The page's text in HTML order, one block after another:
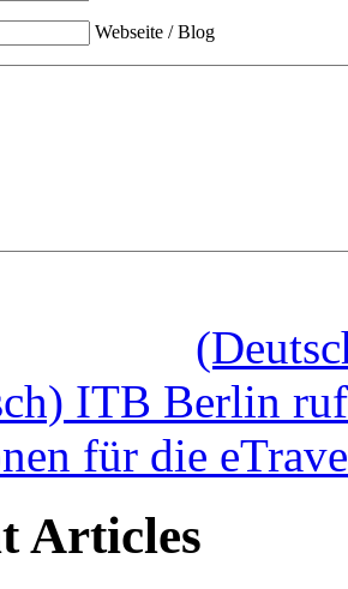
Webseite / Blog
ITB Berlin
für die
Articles